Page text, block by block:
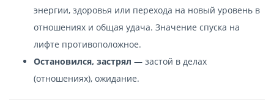
энергии, здоровья или перехода на новый уровень в
отношениях и общая удача. Значение спуска на
лифте противоположное.
Остановился, застрял — застой в делах
(отношениях), ожидание.